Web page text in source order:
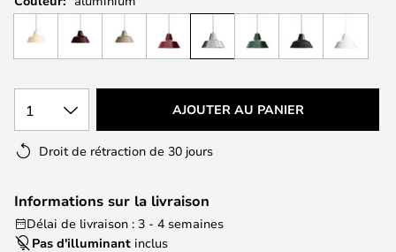
1 AJOUTER AU PANIER
Droit de rétraction de 30 jours
Informations sur la livraison
Délai de livraison : 3 - 4 semaines
Pas d'illuminant inclus